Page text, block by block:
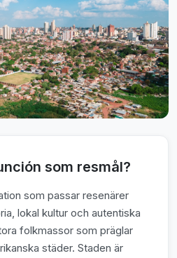
som resmål?
som passar resenärer
lokal kultur och autentiska
folkmassor som präglar
städer. Staden är